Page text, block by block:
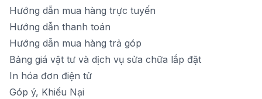
Hướng dẫn mua hàng trực tuyến
Hướng dẫn thanh toán
Hướng dẫn mua hàng trả góp
Bảng giá vật tư và dịch vụ sửa chữa lắp đặt
In hóa đơn điện tử
Góp ý, Khiếu Nại